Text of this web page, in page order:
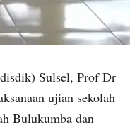
Sulsel, Prof Dr
ujian sekolah
Bulukumba dan